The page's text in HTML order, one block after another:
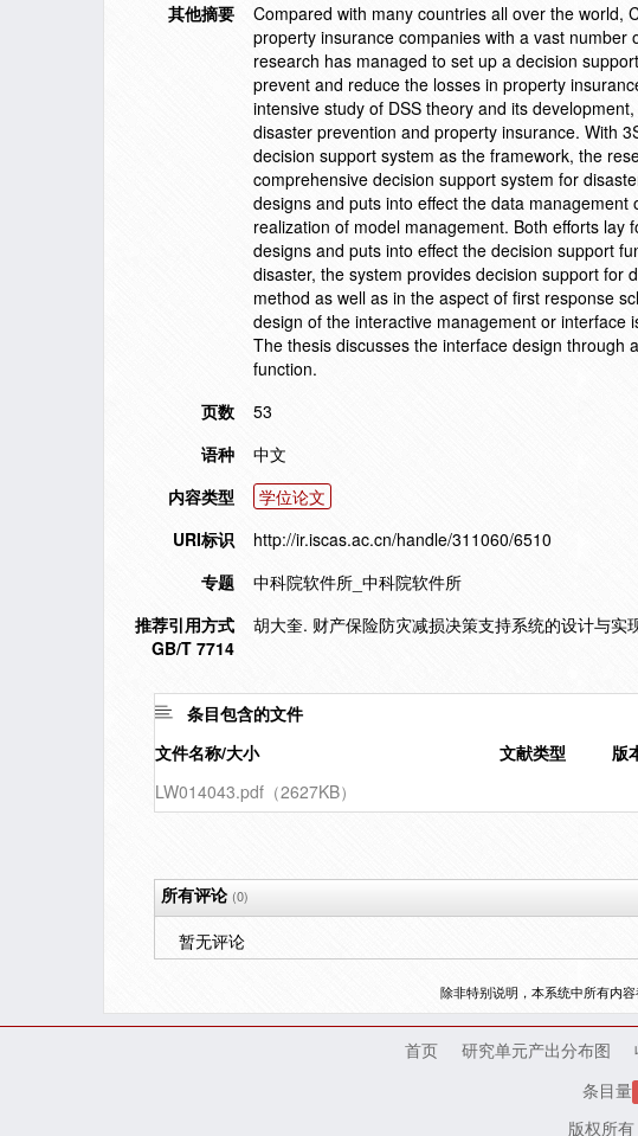
其他摘要
Compared with many countries all over the world,
property insurance companies with a vast
research has managed to set up a decision
prevent and reduce the losses in property
intensive study of DSS theory and its
disaster prevention and property insurance. With
decision support system as the framework, the
comprehensive decision support system for
designs and puts into effect the data
realization of model management. Both efforts
designs and puts into effect the decision support
disaster, the system provides decision support for
method as well as in the aspect of first response
design of the interactive management or interface
The thesis discusses the interface design through
function.
页数
53
语种
中文
内容类型
学位论文
URI标识
http://ir.iscas.ac.cn/handle/311060/6510
专题
中科院软件所_中科院软件所
推荐引用方式
GB/T 7714
胡大奎. 财产保险防灾减损决策支持系统的设计与
条目包含的文件
文件名称/大小
文献类型 版
LW014043.pdf（2627KB）
所有评论(0)
暂无评论
除非特别说明，本系统中所有内
首页 研究单元产出分布图
条目量
版权所